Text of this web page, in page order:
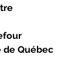
de Québec